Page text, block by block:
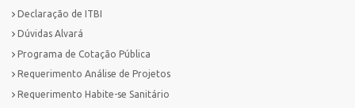
Declaração de ITBI
Dúvidas Alvará
Programa de Cotação Pública
Requerimento Análise de Projetos
Requerimento Habite-se Sanitário